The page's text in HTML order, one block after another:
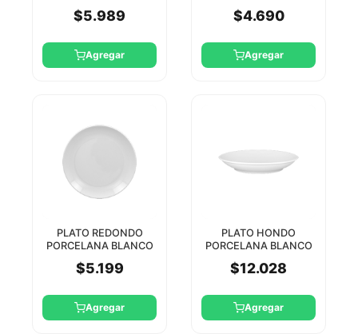
$5.989
Agregar
$4.690
Agregar
PLATO REDONDO
PORCELANA BLANCO
$5.199
Agregar
PLATO HONDO
PORCELANA BLANCO
$12.028
Agregar